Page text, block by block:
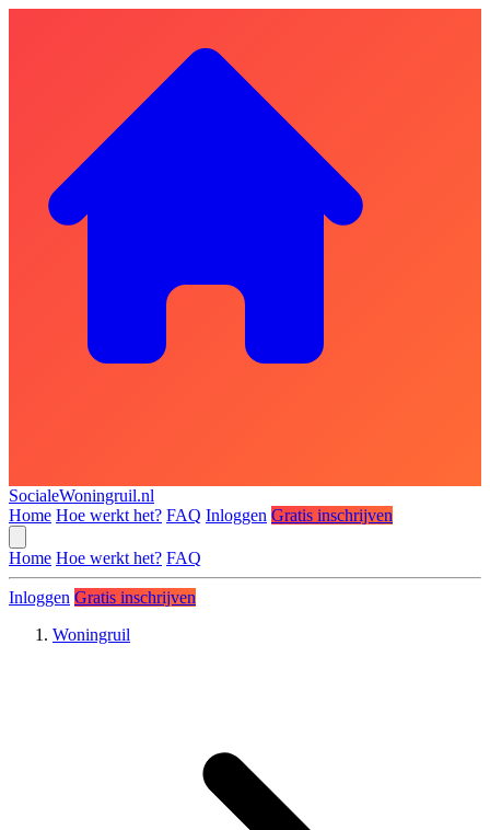
SocialeWoningruil.nl
Home Hoe werkt het? FAQ Inloggen Gratis inschrijven
Home Hoe werkt het? FAQ
Inloggen Gratis inschrijven
Woningruil